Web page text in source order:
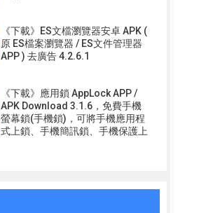
《下載》ES文檔瀏覽器安卓 APK (
原 ES檔案瀏覽器 / ES文件管理器
APP ) 去廣告 4.2.6.1
《下載》應用鎖 AppLock APP /
APK Download 3.1.6，免費手機
螢幕鎖(手機鎖)，可將手機應用程
式上鎖、手機簡訊鎖、手機保護上